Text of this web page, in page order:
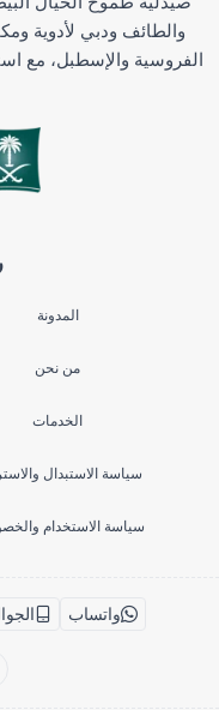
المدونة
من نحن
الخدمات
سياسة الاستبدال
سياسة الاستخدام
والطائف ودبي لأدوية
الفروسية والإسطبل، مع
واتساب